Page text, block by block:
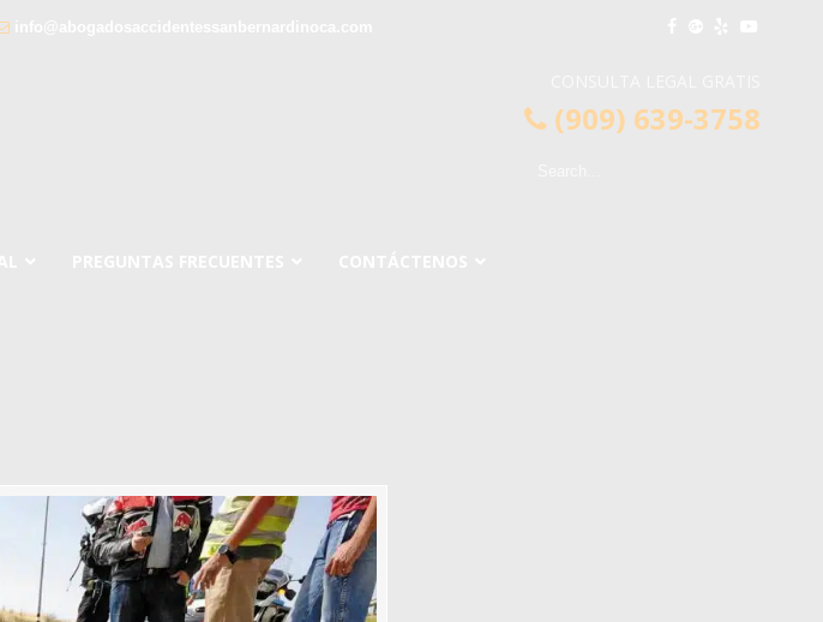
(909) 639-3758